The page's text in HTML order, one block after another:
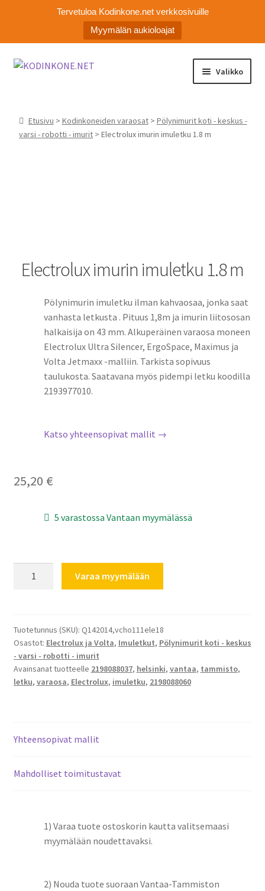
Tervetuloa Kodinkone.net verkkosivuille
Myymälän aukioloajat
Siirry
Siirry
Valikko
tason
Ota yhteyttä
Etusivu > Kodinkoneiden varaosat> Pölynimurit koti - keskus -
varsi - robotti - imurit > Electrolux imurin imuletku 1.8 m
Electrolux imurin imuletku 1.8 m
Pölynimurin imuletku ilman kahvaosaa, jonka saat
vanhasta letkusta . Pituus 1,8m ja imurin liitososan
halkaisija on 43 mm. Alkuperäinen varaosa moneen
Electrolux Ultra Silencer, ErgoSpace, Maximus ja
Volta Jetmaxx -malliin. Tarkista sopivuus
taulukosta. Saatavana myös pidempi letku koodilla
2193977010.
Katso yhteensopivat mallit →
25,20 €
5 varastossa Vantaan myymälässä
m
määrä
Varaa myymälään
Tuotetunnus (SKU): Q142014,vcho111ele18
Osastot: Electrolux ja Volta, Imuletkut, Pölynimurit koti - keskus
- varsi - robotti - imurit
Avainsanat tuotteelle 2198088037, helsinki, vantaa, tammisto,
letku, varaosa, Electrolux, imuletku, 2198088060
Yhteensopivat mallit
Mahdolliset toimitustavat
1) Varaa tuote ostoskorin kautta valitsemaasi
myymälään noudettavaksi.
2) Nouda tuote suoraan Vantaa-Tammiston